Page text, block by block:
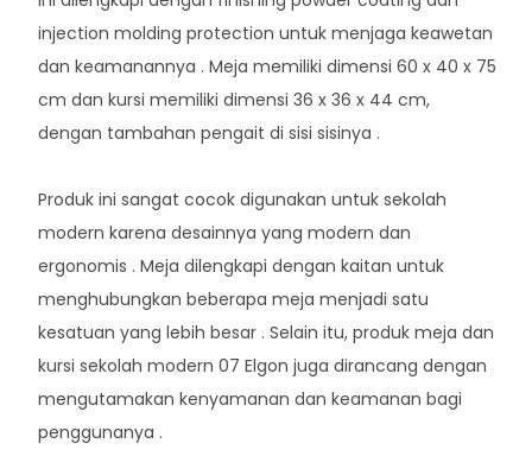
injection molding protection untuk menjaga keawetan
dan keamanannya . Meja memiliki dimensi 60 x 40 x 75
cm dan kursi memiliki dimensi 36 x 36 x 44 cm,
dengan tambahan pengait di sisi sisinya .
Produk ini sangat cocok digunakan untuk sekolah
modern karena desainnya yang modern dan
ergonomis . Meja dilengkapi dengan kaitan untuk
menghubungkan beberapa meja menjadi satu
kesatuan yang lebih besar . Selain itu, produk meja dan
kursi sekolah modern 07 Elgon juga dirancang dengan
mengutamakan kenyamanan dan keamanan bagi
penggunanya .